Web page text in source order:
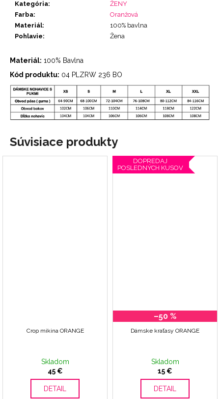
Kategória:
ŽENY
Farba:
Oranžová
Materiál:
100% bavlna
Pohlavie: Žena
Materiál: 100% Bavlna
Kód produktu: 04 PLZRW 236 BO
Súvisiace produkty
Crop mikina ORANGE
Skladom
45 €
DETAIL
DOPREDAJ
POSLEDNÝCH KUSOV
–50 %
Dámske kraťasy ORANGE
Skladom
15 €
DETAIL